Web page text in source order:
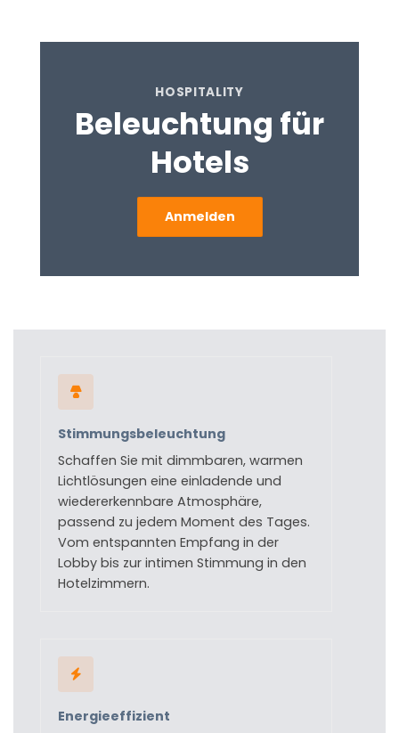
HOSPITALITY
Beleuchtung für
Hotels
Anmelden
Stimmungsbeleuchtung
Schaffen Sie mit dimmbaren, warmen
Lichtlösungen eine einladende und
wiedererkennbare Atmosphäre,
passend zu jedem Moment des Tages.
Vom entspannten Empfang in der
Lobby bis zur intimen Stimmung in den
Hotelzimmern.
Energieeffizient